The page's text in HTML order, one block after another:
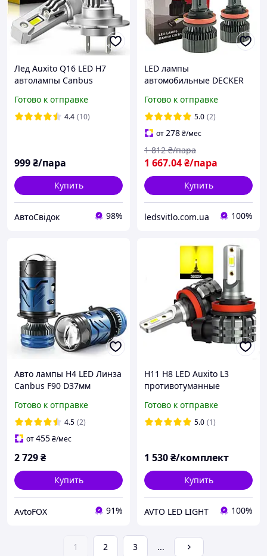
Лед Auxito Q16 LED H7
автолампы Canbus
12V 6000K
Готово к отправке
4.4 (10)
999₴/пара
Купить
АвтоСвідок 98%
LED лампы
автомобильные DECKER
12000Lm 6000K CANBUS
(комплект 2шт)
Готово к отправке
5.0 (2)
от278₴/мес
1 667.04₴/пара
1 812 ₴/пара
Купить
ledsvitlo.com.ua 100%
Авто лампы H4 LED Линза
Canbus F90 D37мм
6000K 4575+186
Готово к отправке
4.5 (2)
от455₴/мес
2 729₴
Купить
AvtoFOX 91%
H11 H8 LED Auxito L3
противотуманные
желтые Canbus
Готово к отправке
5.0 (1)
1 530₴/комплект
Купить
AVTO LED LIGHT 100%
1 2 3 ...